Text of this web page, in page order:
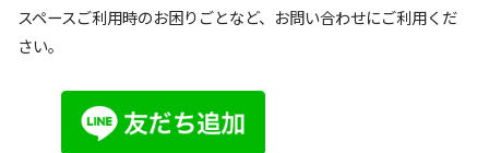
スペースご利用時のお困りごとなど、お問い合わせにご利用くだ
さい。